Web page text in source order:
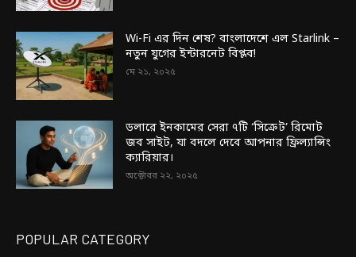
Wi-Fi এর দিন শেষ? বাংলাদেশে এল Starlink –
নতুন যুগের ইন্টারনেট বিপ্লব!
মে ২১, ২০২৫
ডলারে ইনকামের সেরা ৭টি ‘সিক্রেট’ রিমোট
জব সাইট, যা বদলে দেবে আপনার ফ্রিল্যান্সিং
ক্যারিয়ার।
অক্টোবর ২২, ২০২৫
POPULAR CATEGORY